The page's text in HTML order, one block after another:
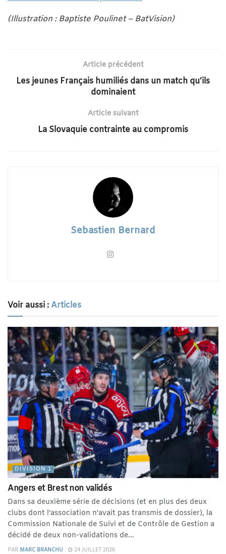
(Illustration : Baptiste Poulinet – BatVision)
Article précédent
Les jeunes Français humiliés dans un match qu’ils
dominaient
Article suivant
La Slovaquie contrainte au compromis
Sebastien Bernard
Voir aussi :Articles
DIVISION 1
Angers et Brest non validés
Dans sa deuxième série de décisions (et en plus des deux
clubs dont l'association n'avait pas transmis de dossier), la
Commission Nationale de Suivi et de Contrôle de Gestion a
décidé de deux non-validations de...
PAR MARC BRANCHU 24 JUILLET 2026